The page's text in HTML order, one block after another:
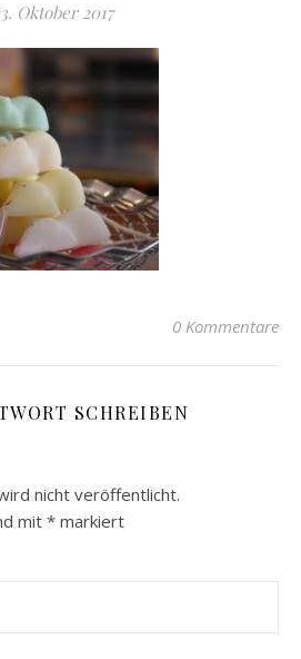
Oktober 2017
0 Kommentare
SCHREIBEN
nicht veröffentlicht.
mit * markiert